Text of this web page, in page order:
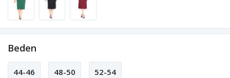
Beden
44-46 48-50 52-54